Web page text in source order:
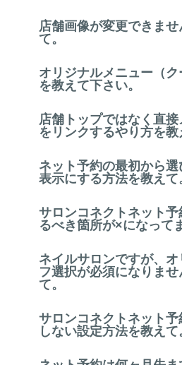
店舗画像が変更できま
て。
オリジナルメニュー（
を教えて下さい。
店舗トップではなく直
をリンクするやり方を教
ネット予約の最初から
表示にする方法を教えて
サロンコネクトネット
るべき箇所が×になって
ネイルサロンですが、
フ選択が必須になりま
て。
サロンコネクトネット
しない設定方法を教えて